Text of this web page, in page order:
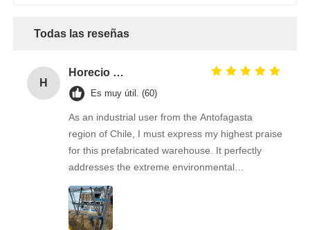
Todas las reseñas
H
Horecio Farnandez
Es muy útil. (60)
As an industrial user from the Antofagasta
region of Chile, I must express my highest praise
for this prefabricated warehouse. It perfectly
addresses the extreme environmental
challenges of our port area, characterized by
high salinity and strong winds. Before
collaborating, our biggest concerns were the